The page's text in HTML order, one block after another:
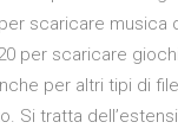
scaricare musica
per scaricare
per altri tipi di
Si tratta